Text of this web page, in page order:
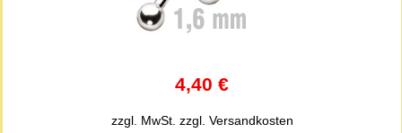
4,40 €
zzgl. MwSt. zzgl. Versandkosten